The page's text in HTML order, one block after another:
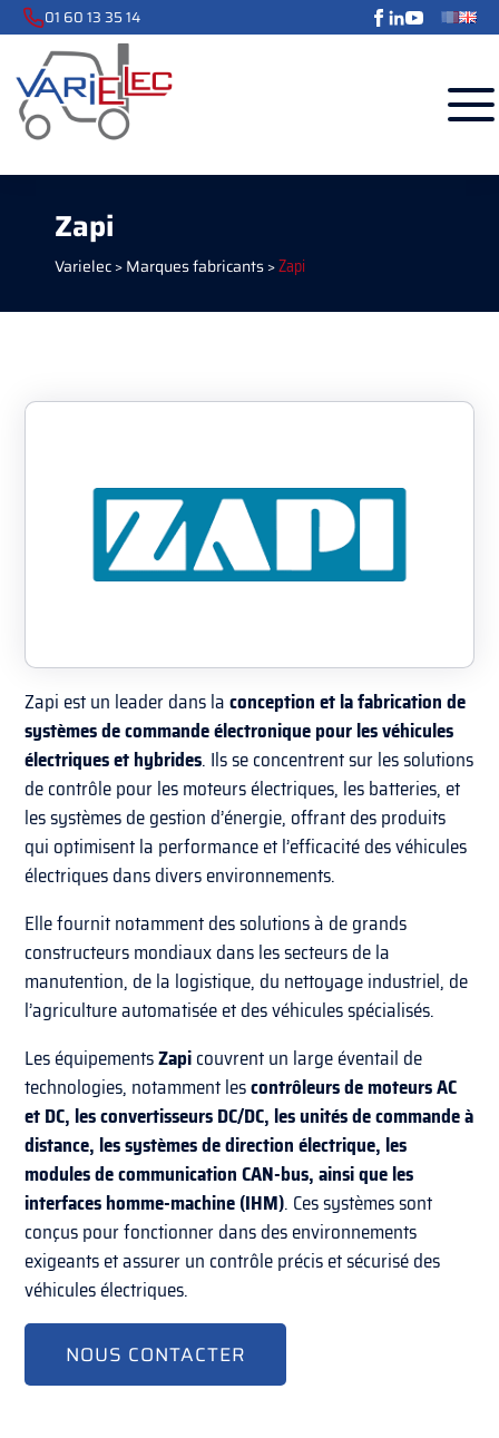
01 60 13 35 14
Zapi
Varielec>Marques fabricants>Zapi
Zapi est un leader dans laconception et la fabrication de
systèmes de commande électronique pour les véhicules
électriques et hybrides. Ils se concentrent sur les solutions
de contrôle pour les moteurs électriques, les batteries, et
les systèmes de gestion d’énergie, offrant des produits
qui optimisent la performance et l’efficacité des véhicules
électriques dans divers environnements.
Elle fournit notamment des solutions à de grands
constructeurs mondiaux dans les secteurs de la
manutention, de la logistique, du nettoyage industriel, de
l’agriculture automatisée et des véhicules spécialisés.
Les équipementsZapicouvrent un large éventail de
technologies, notamment lescontrôleurs de moteurs AC
et DC, les convertisseurs DC/DC, les unités de commande à
distance, les systèmes de direction électrique, les
modules de communication CAN-bus, ainsi que les
interfaces homme-machine (IHM). Ces systèmes sont
conçus pour fonctionner dans des environnements
exigeants et assurer un contrôle précis et sécurisé des
véhicules électriques.
NOUS CONTACTER